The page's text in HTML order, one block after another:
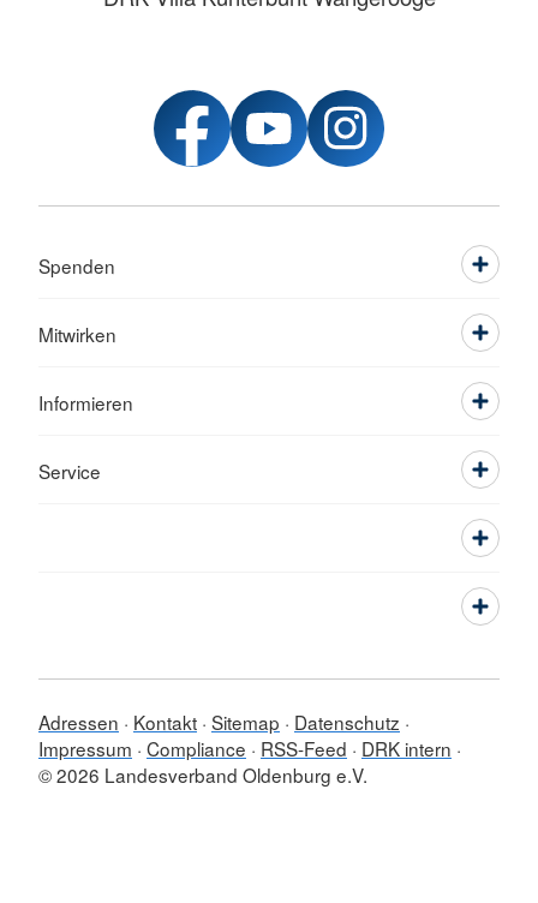
Spenden
Mitwirken
Informieren
Service
Adressen Kontakt Sitemap
Datenschutz
Impressum Compliance RSS-Feed
DRK intern
© 2026 Landesverband Oldenburg e.V.